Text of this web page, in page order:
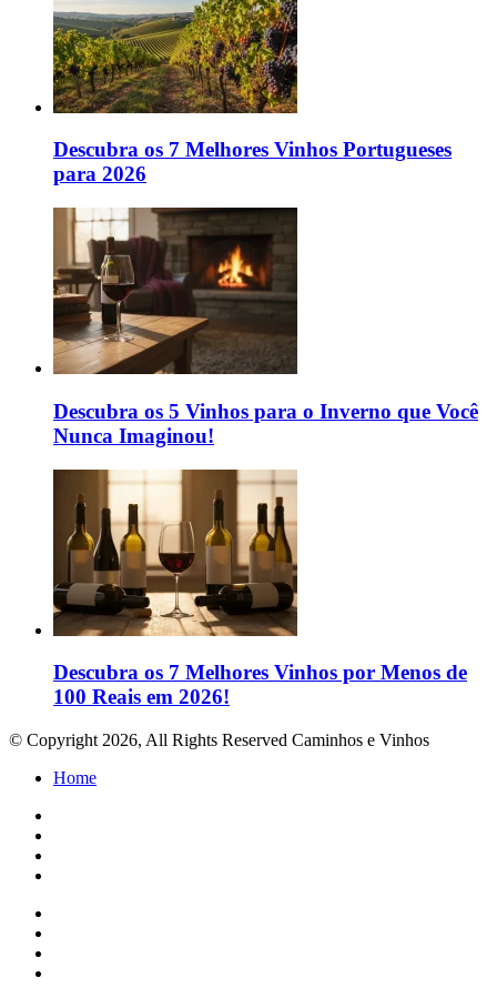
Descubra os 7 Melhores Vinhos Portugueses
para 2026
Descubra os 5 Vinhos para o Inverno que Você
Nunca Imaginou!
Descubra os 7 Melhores Vinhos por Menos de
100 Reais em 2026!
© Copyright 2026, All Rights Reserved Caminhos e Vinhos
Home
Facebook
Twitter
WhatsApp
Close